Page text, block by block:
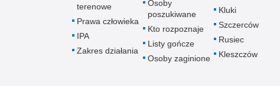
terenowe
Prawa człowieka
IPA
Zakres działania
Osoby
poszukiwane
Kto rozpoznaje
Listy gończe
Osoby zaginione
Kluki
Szczerców
Rusiec
Kleszczów